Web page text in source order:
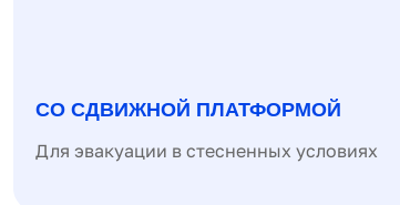
СО СДВИЖНОЙ ПЛАТФОРМОЙ
Для эвакуации в стесненных условиях